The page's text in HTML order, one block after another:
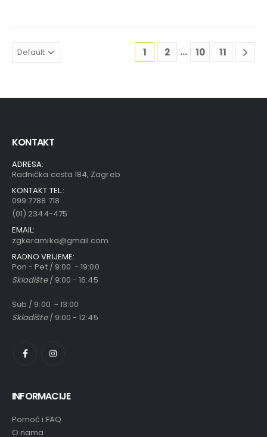
1 2 … 10 11
KONTAKT
ADRESA:
Radnička cesta 184, Zagreb
KONTAKT TEL.:
099 7788 718
(01) 2344-475
EMAIL:
zgkeramika@gmail.com
RADNO VRIJEME:
Pon - Pet / 9:00 - 19:00
Skladište/ 9:00 - 16:45
Sub / 9:00 - 13:00
Skladište/ 9:00 - 12:45
INFORMACIJE
Pomoć i FAQ
O nama